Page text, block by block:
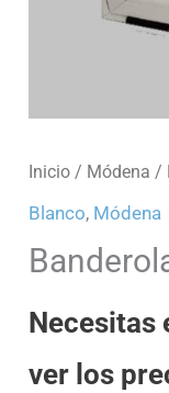
Inicio / Módena /
Blanco, Módena
Necesitas
ver los